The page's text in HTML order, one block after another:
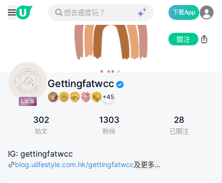
下載App
關注
Gettingfatwcc
+45
302
帖文
1303
粉絲
28
已關注
IG: gettingfatwcc
blog.ulifestyle.com.hk/gettingfatwcc及更多…